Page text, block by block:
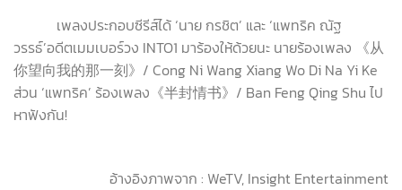
เพลงประกอบซีรีส์ได้ ‘นาย กรชิต’ และ ‘แพทริค ณัฐ
วรรธ์’อดีตเมมเบอร์วง INTO1 มาร้องให้ด้วยนะ นายร้องเพลง 《从
你望向我的那一刻》/ Cong Ni Wang Xiang Wo Di Na Yi Ke
ส่วน ‘แพทริค’ ร้องเพลง《半封情书》/ Ban Feng Qing Shu ไป
หาฟังกัน!
อ้างอิงภาพจาก : WeTV, Insight Entertainment